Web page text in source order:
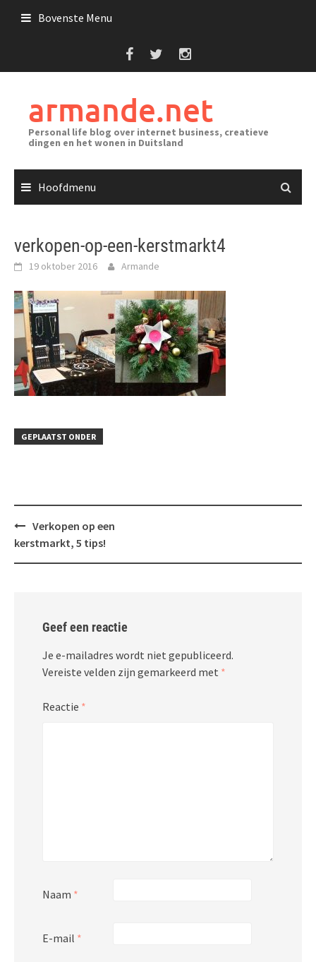
Bovenste Menu
armande.net
Personal life blog over internet business, creatieve
dingen en het wonen in Duitsland
Hoofdmenu
verkopen-op-een-kerstmarkt4
19 oktober 2016 Armande
GEPLAATST ONDER
Bericht
navigatie
Verkopen op een
kerstmarkt, 5 tips!
Geef een reactie
Je e-mailadres wordt niet gepubliceerd.
Vereiste velden zijn gemarkeerd met *
Reactie *
Naam *
E-mail *